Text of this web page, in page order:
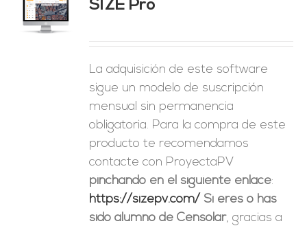
SIZE Pro
La adquisición de este software
sigue un modelo de suscripción
mensual sin permanencia
obligatoria. Para la compra de este
producto te recomendamos
contacte con ProyectaPV
pinchando en el siguiente enlace:
https://sizepv.com/ Si eres o has
sido alumno de Censolar, gracias a